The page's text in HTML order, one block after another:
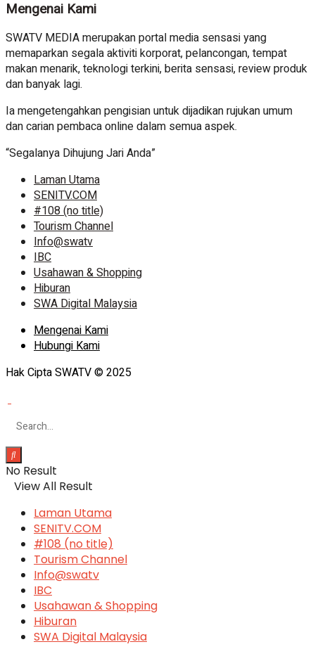
Mengenai Kami
SWATV MEDIA merupakan portal media sensasi yang
memaparkan segala aktiviti korporat, pelancongan, tempat
makan menarik, teknologi terkini, berita sensasi, review produk
dan banyak lagi.
Ia mengetengahkan pengisian untuk dijadikan rujukan umum
dan carian pembaca online dalam semua aspek.
“Segalanya Dihujung Jari Anda”
Laman Utama
SENITV.COM
#108 (no title)
Tourism Channel
Info@swatv
IBC
Usahawan & Shopping
Hiburan
SWA Digital Malaysia
Mengenai Kami
Hubungi Kami
Hak Cipta SWATV © 2025
No Result
View All Result
Laman Utama
SENITV.COM
#108 (no title)
Tourism Channel
Info@swatv
IBC
Usahawan & Shopping
Hiburan
SWA Digital Malaysia